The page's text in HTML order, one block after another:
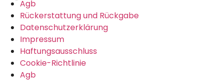
Agb
Rückerstattung und Rückgabe
Datenschutzerklärung
Impressum
Haftungsausschluss
Cookie-Richtlinie
Agb